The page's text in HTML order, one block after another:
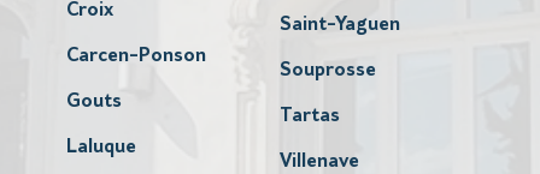
Croix
Carcen-Ponson
Gouts
Laluque
Saint-Yaguen
Souprosse
Tartas
Villenave